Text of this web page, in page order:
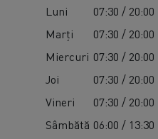
Luni
07:30 / 20:00
Marți
07:30 / 20:00
Miercuri 07:30 / 20:00
Joi
07:30 / 20:00
Vineri
07:30 / 20:00
Sâmbătă 06:00 / 13:30